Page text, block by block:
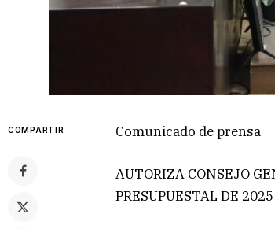
COMPARTIR Comunicado de prensa
AUTORIZA CONSEJO
PRESUPUESTAL DE 2025